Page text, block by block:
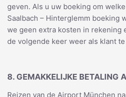
geven. Als u uw boeking om
Saalbach – Hinterglemm boeking
we geen extra kosten in rekening
de volgende keer weer als klant
8. GEMAKKELIJKE BETALING
Reizen van de Airport München